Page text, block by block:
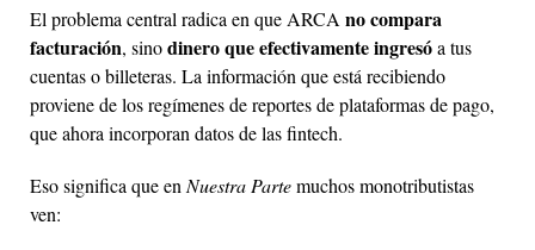
El problema central radica en que ARCA no compara
facturación, sinodinero que efectivamente ingresóa tus
cuentas o billeteras. La información que está recibiendo
proviene de los regímenes de reportes de plataformas de pago,
que ahora incorporan datos de las fintech.
Eso significa que en Nuestra Partemuchos monotributistas
ven: